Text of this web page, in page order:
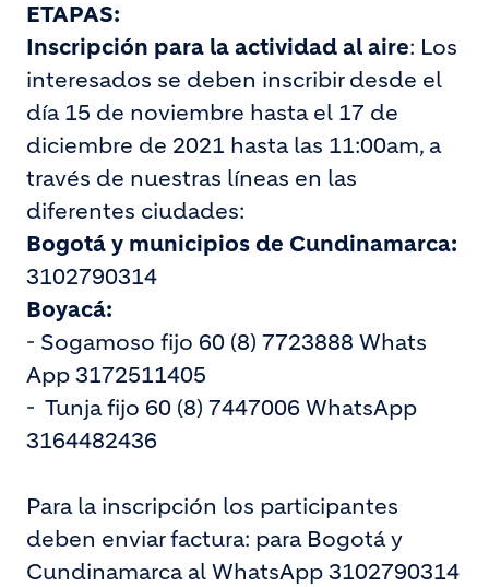
ETAPAS:
Inscripción para la actividad al aire: Los
interesados se deben inscribir desde el
día 15 de noviembre hasta el 17 de
diciembre de 2021 hasta las 11:00am, a
través de nuestras líneas en las
diferentes ciudades:
Bogotá y municipios de Cundinamarca:
3102790314
Boyacá:
- Sogamoso fijo 60 (8) 7723888 Whats
App 3172511405
- Tunja fijo 60 (8) 7447006 WhatsApp
3164482436
Para la inscripción los participantes
deben enviar factura: para Bogotá y
Cundinamarca al WhatsApp 3102790314